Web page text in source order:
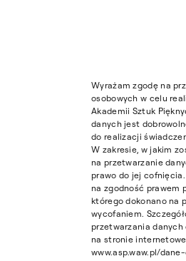
Wyrażam zgodę na
osobowych w celu
Akademii Sztuk
danych jest
do realizacji
W zakresie, w jakim
na przetwarzanie
prawo do jej
na zgodność prawem
którego dokonano na
wycofaniem.
przetwarzania
na stronie
www.asp.waw.pl/